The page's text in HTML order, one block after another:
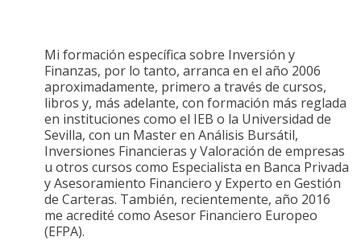
Mi formación específica sobre Inversión y
Finanzas, por lo tanto, arranca en el año 2006
aproximadamente, primero a través de cursos,
libros y, más adelante, con formación más reglada
en instituciones como el IEB o la Universidad de
Sevilla, con un Master en Análisis Bursátil,
Inversiones Financieras y Valoración de empresas
u otros cursos como Especialista en Banca Privada
y Asesoramiento Financiero y Experto en Gestión
de Carteras. También, recientemente, año 2016
me acredité como Asesor Financiero Europeo
(EFPA).